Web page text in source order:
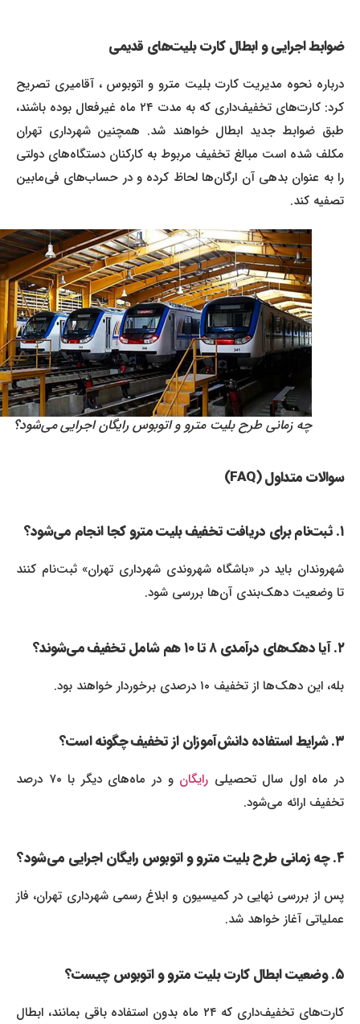
ضوابط اجرایی و ابطال کارت‌ بلیت‌های قدیمی
درباره نحوه مدیریت کارت‌ بلیت مترو و اتوبوس ، آقامیری تصریح
کرد: کارت‌های تخفیف‌داری که به مدت ۲۴ ماه غیرفعال بوده باشند،
طبق ضوابط جدید ابطال خواهند شد. همچنین شهرداری تهران
مکلف شده است مبالغ تخفیف مربوط به کارکنان دستگاه‌های دولتی
را به عنوان بدهی آن ارگان‌ها لحاظ کرده و در حساب‌های فی‌مابین
تصفیه کند.
چه زمانی طرح بلیت مترو و اتوبوس رایگان اجرایی می‌شود؟
سوالات متداول (FAQ)
شهروندان باید در «باشگاه شهروندی شهرداری تهران» ثبت‌نام کنند
تا وضعیت دهک‌بندی آن‌ها بررسی شود.
بله، این دهک‌ها از تخفیف ۱۰ درصدی برخوردار خواهند بود.
در ماه اول سال تحصیلیرایگان
و در ماه‌های دیگر با ۷۰ درصد
تخفیف ارائه می‌شود.
پس از بررسی نهایی در کمیسیون و ابلاغ رسمی شهرداری تهران، فاز
عملیاتی آغاز خواهد شد.
کارت‌های تخفیف‌داری که ۲۴ ماه بدون استفاده باقی بمانند، ابطال